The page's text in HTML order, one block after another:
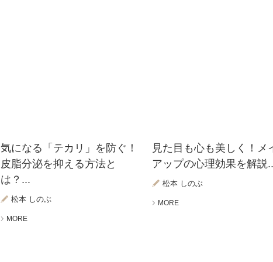
気になる「テカリ」を防ぐ！
皮脂分泌を抑える方法と
は？...
松本 しのぶ
MORE
見た目も心も美しく！メ
アップの心理効果を解説
松本 しのぶ
MORE